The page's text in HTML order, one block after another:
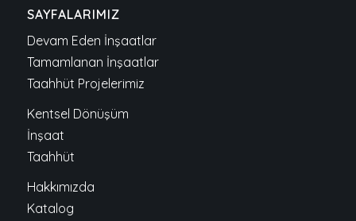
SAYFALARIMIZ
Devam Eden İnşaatlar
Tamamlanan İnşaatlar
Taahhüt Projelerimiz
Kentsel Dönüşüm
İnşaat
Taahhüt
Hakkımızda
Katalog